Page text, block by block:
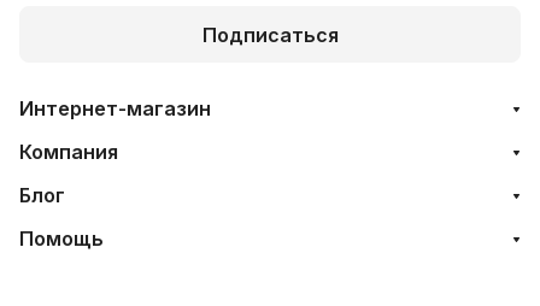
Подписаться
Интернет-магазин
Компания
Блог
Помощь